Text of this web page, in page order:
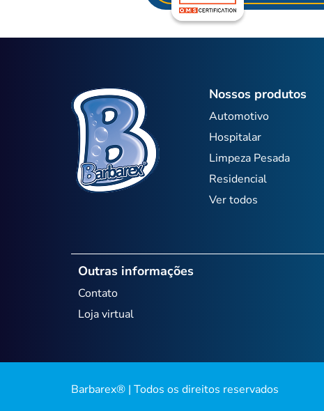
Nossos produtos
Automotivo
Hospitalar
Limpeza Pesada
Residencial
Ver todos
Outras informações
Contato
Loja virtual
Barbarex® | Todos os direitos reservados